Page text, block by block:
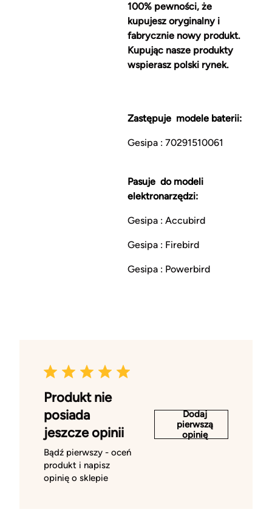
100% pewności, że
kupujesz oryginalny i
fabrycznie nowy produkt.
Kupując nasze produkty
wspierasz polski rynek.
Zastępuje modele baterii:
Gesipa : 70291510061
Pasuje do modeli
elektronarzędzi:
Gesipa : Accubird
Gesipa : Firebird
Gesipa : Powerbird
Produkt nie
posiada
jeszcze opinii
Bądź pierwszy - oceń
produkt i napisz
opinię o sklepie
Dodaj
pierwszą
opinię